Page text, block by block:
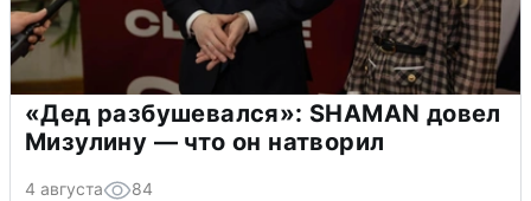
«Дед разбушевался»: SHAMAN довел
Мизулину — что он натворил
4 августа 84